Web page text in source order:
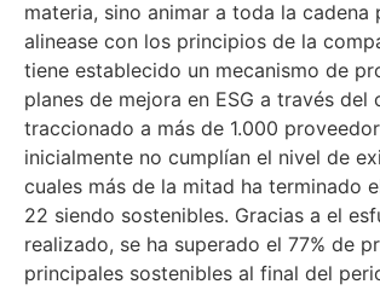
materia, sino animar a toda la cadena
alinease con los principios de la
tiene establecido un mecanismo de
planes de mejora en ESG a través del
traccionado a más de 1.000
inicialmente no cumplían el nivel de
cuales más de la mitad ha terminado
22 siendo sostenibles. Gracias a el
realizado, se ha superado el 77% de
principales sostenibles al final del